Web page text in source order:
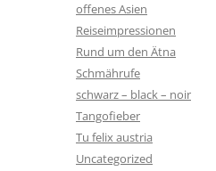
offenes Asien
Reiseimpressionen
Rund um den Ätna
Schmährufe
schwarz – black – noir
Tangofieber
Tu felix austria
Uncategorized